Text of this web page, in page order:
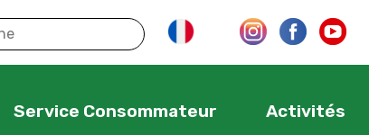
Service Consommateur Activités